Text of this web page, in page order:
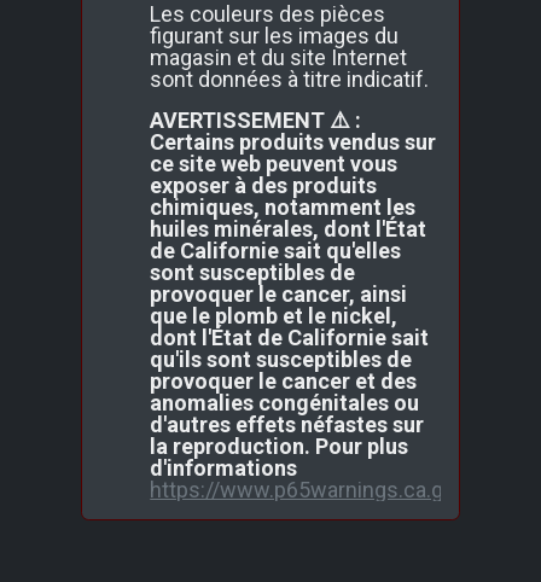
Les couleurs des pièces
figurant sur les images du
magasin et du site Internet
sont données à titre indicatif.
AVERTISSEMENT ⚠️ :
Certains produits vendus sur
ce site web peuvent vous
exposer à des produits
chimiques, notamment les
huiles minérales, dont l'État
de Californie sait qu'elles
sont susceptibles de
provoquer le cancer, ainsi
que le plomb et le nickel,
dont l'État de Californie sait
qu'ils sont susceptibles de
provoquer le cancer et des
anomalies congénitales ou
d'autres effets néfastes sur
la reproduction. Pour plus
d'informations
https://www.p65warnings.ca.gov/